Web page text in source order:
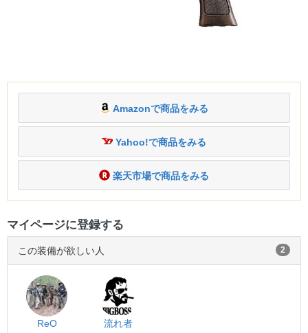
Amazonで商品をみる
Yahoo!で商品をみる
楽天市場で商品をみる
マイページに登録する
この装備が欲しい人 2
ReO 流れ者